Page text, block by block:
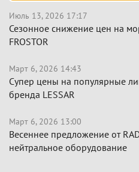
Июль 13, 2026 17:17
Сезонное снижение цен на
FROSTOR
Март 6, 2026 14:43
Супер цены на популярные
бренда LESSAR
Март 6, 2026 13:00
Весеннее предложение от
нейтральное оборудование